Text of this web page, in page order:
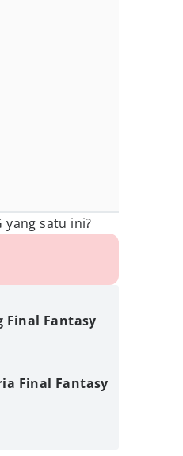
yang satu ini?
Final Fantasy
Final Fantasy